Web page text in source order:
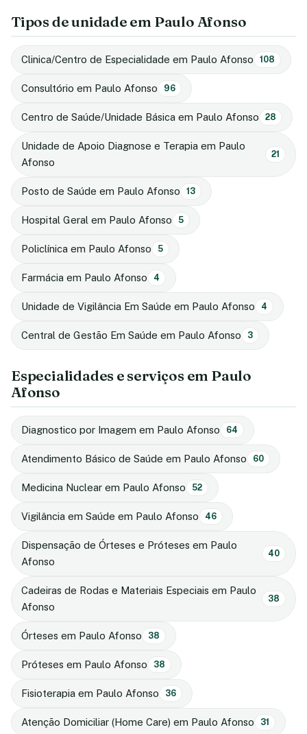
Tipos de unidade em Paulo Afonso
Clinica/Centro de Especialidade em Paulo Afonso 108
Consultório em Paulo Afonso 96
Centro de Saúde/Unidade Básica em Paulo Afonso 28
Unidade de Apoio Diagnose e Terapia em Paulo
Afonso
21
Posto de Saúde em Paulo Afonso 13
Hospital Geral em Paulo Afonso 5
Policlínica em Paulo Afonso 5
Farmácia em Paulo Afonso 4
Unidade de Vigilância Em Saúde em Paulo Afonso 4
Central de Gestão Em Saúde em Paulo Afonso 3
Especialidades e serviços em Paulo
Afonso
Diagnostico por Imagem em Paulo Afonso 64
Atendimento Básico de Saúde em Paulo Afonso 60
Medicina Nuclear em Paulo Afonso 52
Vigilância em Saúde em Paulo Afonso 46
Dispensação de Órteses e Próteses em Paulo
Afonso
40
Cadeiras de Rodas e Materiais Especiais em Paulo
Afonso
38
Órteses em Paulo Afonso 38
Próteses em Paulo Afonso 38
Fisioterapia em Paulo Afonso 36
Atenção Domiciliar (Home Care) em Paulo Afonso 31